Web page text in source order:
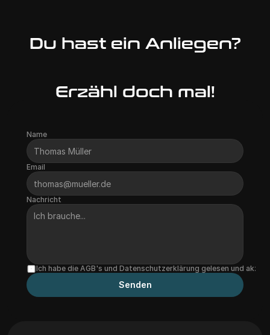
Du hast ein Anliegen?
Erzähl doch mal!
Name
Email
Nachricht
Ich habe die AGB's und Datenschutzerklärung gelesen und
Senden